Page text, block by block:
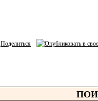
Поделиться